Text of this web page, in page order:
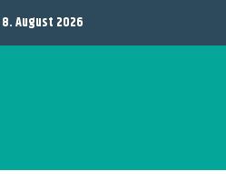
8. August 2026